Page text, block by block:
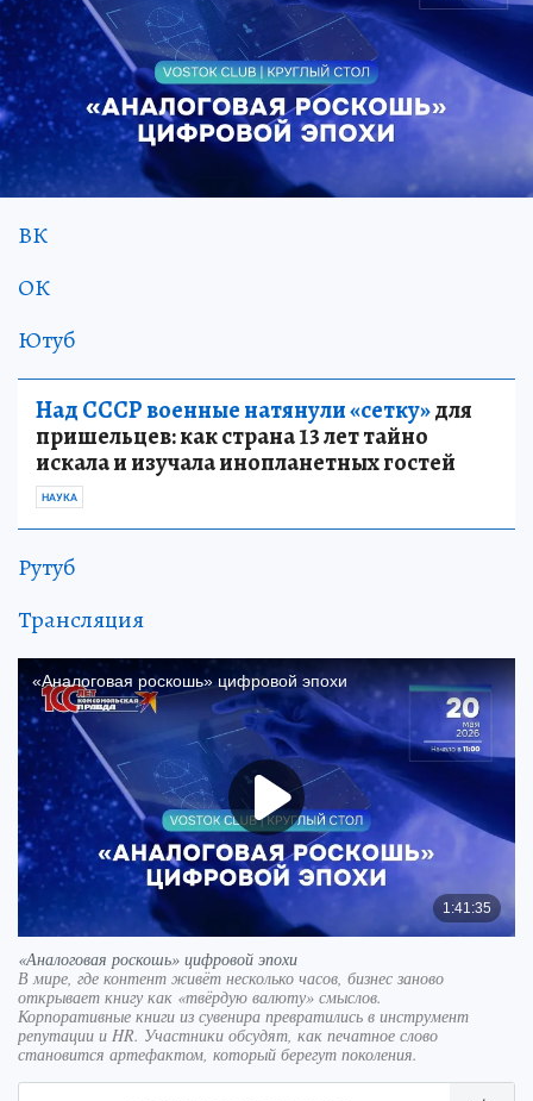
ВК
ОК
Ютуб
Над СССР военные натянули «сетку»для
пришельцев: как страна 13 лет тайно
искала и изучала инопланетных гостей
НАУКА
Рутуб
Трансляция
«Аналоговая роскошь» цифровой эпохи
В мире, где контент живёт несколько часов, бизнес заново
открывает книгу как «твёрдую валюту» смыслов.
Корпоративные книги из сувенира превратились в инструмент
репутации и HR. Участники обсудят, как печатное слово
становится артефактом, который берегут поколения.